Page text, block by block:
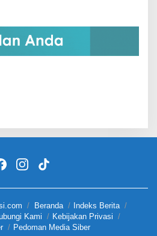
Beranda
Indeks Berita
Kami
Kebijakan Privasi
Pedoman Media Siber